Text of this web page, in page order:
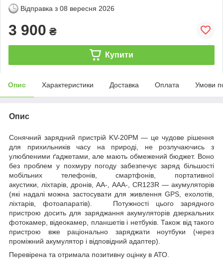
Відправка з 08 вересня 2026
3 900 ₴
Купити
Опис Характеристики Доставка Оплата Умови
Опис
Сонячний зарядний пристрій KV-20PM — це чудове рішення
для прихильників часу на природі, не розлучаючись з
улюбленими ґаджетами, але мають обмежений бюджет. Воно
без проблем у похмуру погоду забезпечує заряд більшості
мобільних телефонів, смартфонів, портативної
акустики, ліхтарів, дронів, АА-, ААА-, CR123R — акумуляторів
(які надалі можна застосувати для живлення GPS, ехолотів,
ліхтарів, фотоапаратів). Потужності цього зарядного
пристрою досить для заряджання акумуляторів дзеркальних
фотокамер, відеокамер, планшетів і нетбуків. Також від такого
пристрою вже раціонально заряджати ноутбуки (через
проміжний акумулятор і відповідний адаптер).
Перевірена та отримала позитивну оцінку в АТО.